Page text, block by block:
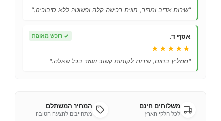
"שירות אדיב ומהיר, חווית רכישה קלה ופשוטה ללא סיבוכים."
אסף ד. ✓ רוכש מאומת
★★★★★
"ממליץ בחום, שירות לקוחות קשוב ועוזר בכל שאלה."
משלוחים חינם
לכל חלקי הארץ
המחיר המשתלם
מתחייבים להצעה הטובה